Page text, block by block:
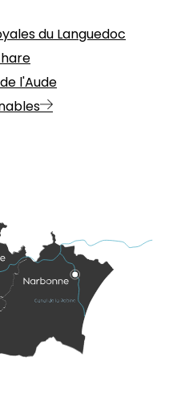
du Languedoc
l'Aude